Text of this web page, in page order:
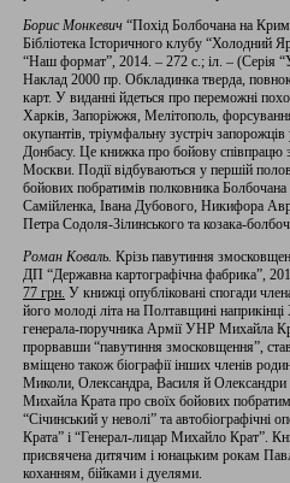
Борис Монкевич “Похід Болбочана на
Бібліотека Історичного клубу “Холодний
“Наш формат”, 2014. – 272 с.; іл. – (Серія
Наклад 2000 пр. Обкладинка тверда,
карт. У виданні йдеться про переможні
Харків, Запоріжжя, Мелітополь,
окупантів, тріумфальну зустріч
Донбасу. Це книжка про бойову співпрацю
Москви. Події відбуваються у першій
бойових побратимів полковника
Самійленка, Івана Дубового, Никифора
Петра Содоля-Зілинського та козака-
Роман Коваль. Крізь павутиння
ДП “Державна картографічна фабрика”,
77 грн. У книжці опубліковані спогади
його молоді літа на Полтавщині
генерала-поручника Армії УНР Михайла
прорвавши “павутиння змосковщення”,
вміщено також біографії інших членів
Миколи, Олександра, Василя й Олександри
Михайла Крата про своїх бойових
“Січинський у неволі” та
Крата” і “Генерал-лицар Михайло Крат”.
присвячена дитячим і юнацьким рокам
коханням, бійками і дуелями.